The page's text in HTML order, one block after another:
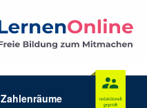
Zahlenräume